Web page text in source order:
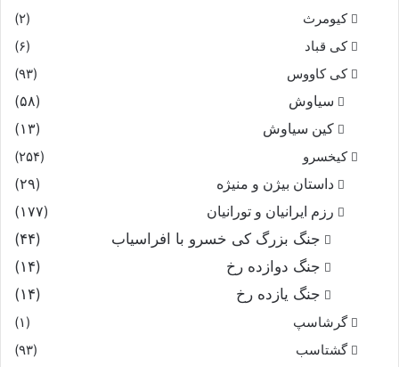
کیومرث
(۲)
کی قباد
(۶)
کی کاووس
(۹۳)
سیاوش
(۵۸)
کین سیاوش
(۱۳)
کیخسرو
(۲۵۴)
داستان بیژن و منیژه
(۲۹)
رزم ایرانیان و تورانیان
(۱۷۷)
جنگ بزرگ کی خسرو با افراسیاب
(۴۴)
جنگ دوازده رخ
(۱۴)
جنگ یازده رخ
(۱۴)
گرشاسپ
(۱)
گشتاسب
(۹۳)